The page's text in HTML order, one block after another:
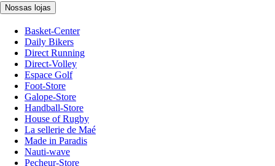
Nossas lojas
Basket-Center
Daily Bikers
Direct Running
Direct-Volley
Espace Golf
Foot-Store
Galope-Store
Handball-Store
House of Rugby
La sellerie de Maé
Made in Paradis
Nauti-wave
Pecheur-Store